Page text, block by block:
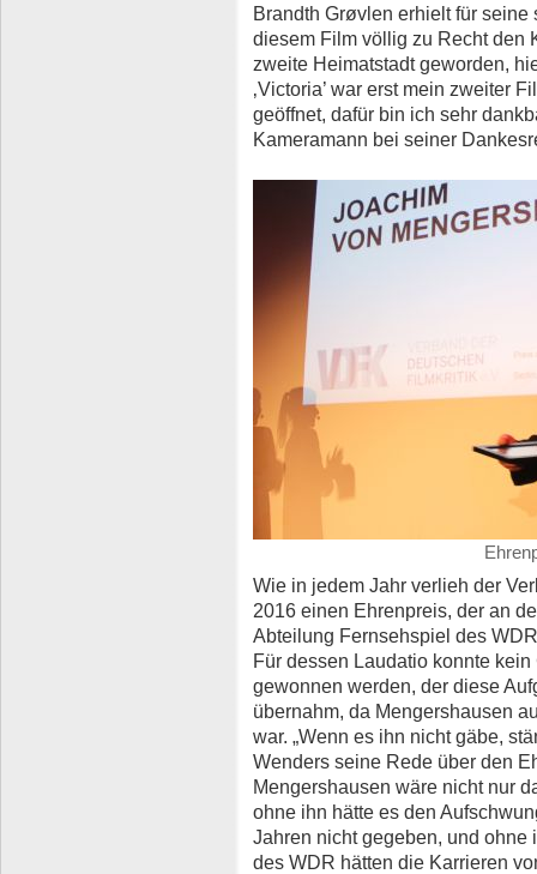
Brandth Grøvlen erhielt für
diesem Film völlig zu Recht den
zweite Heimatstadt geworden,
‚Victoria’ war erst mein zweiter
geöffnet, dafür bin ich sehr
Kameramann bei seiner
Wie in jedem Jahr verlieh der
2016 einen Ehrenpreis, der an
Abteilung Fernsehspiel des
Für dessen Laudatio konnte
gewonnen werden, der diese
übernahm, da Mengershausen
war. „Wenn es ihn nicht gäbe,
Wenders seine Rede über den
Mengershausen wäre nicht nur
ohne ihn hätte es den
Jahren nicht gegeben, und
des WDR hätten die Karrieren